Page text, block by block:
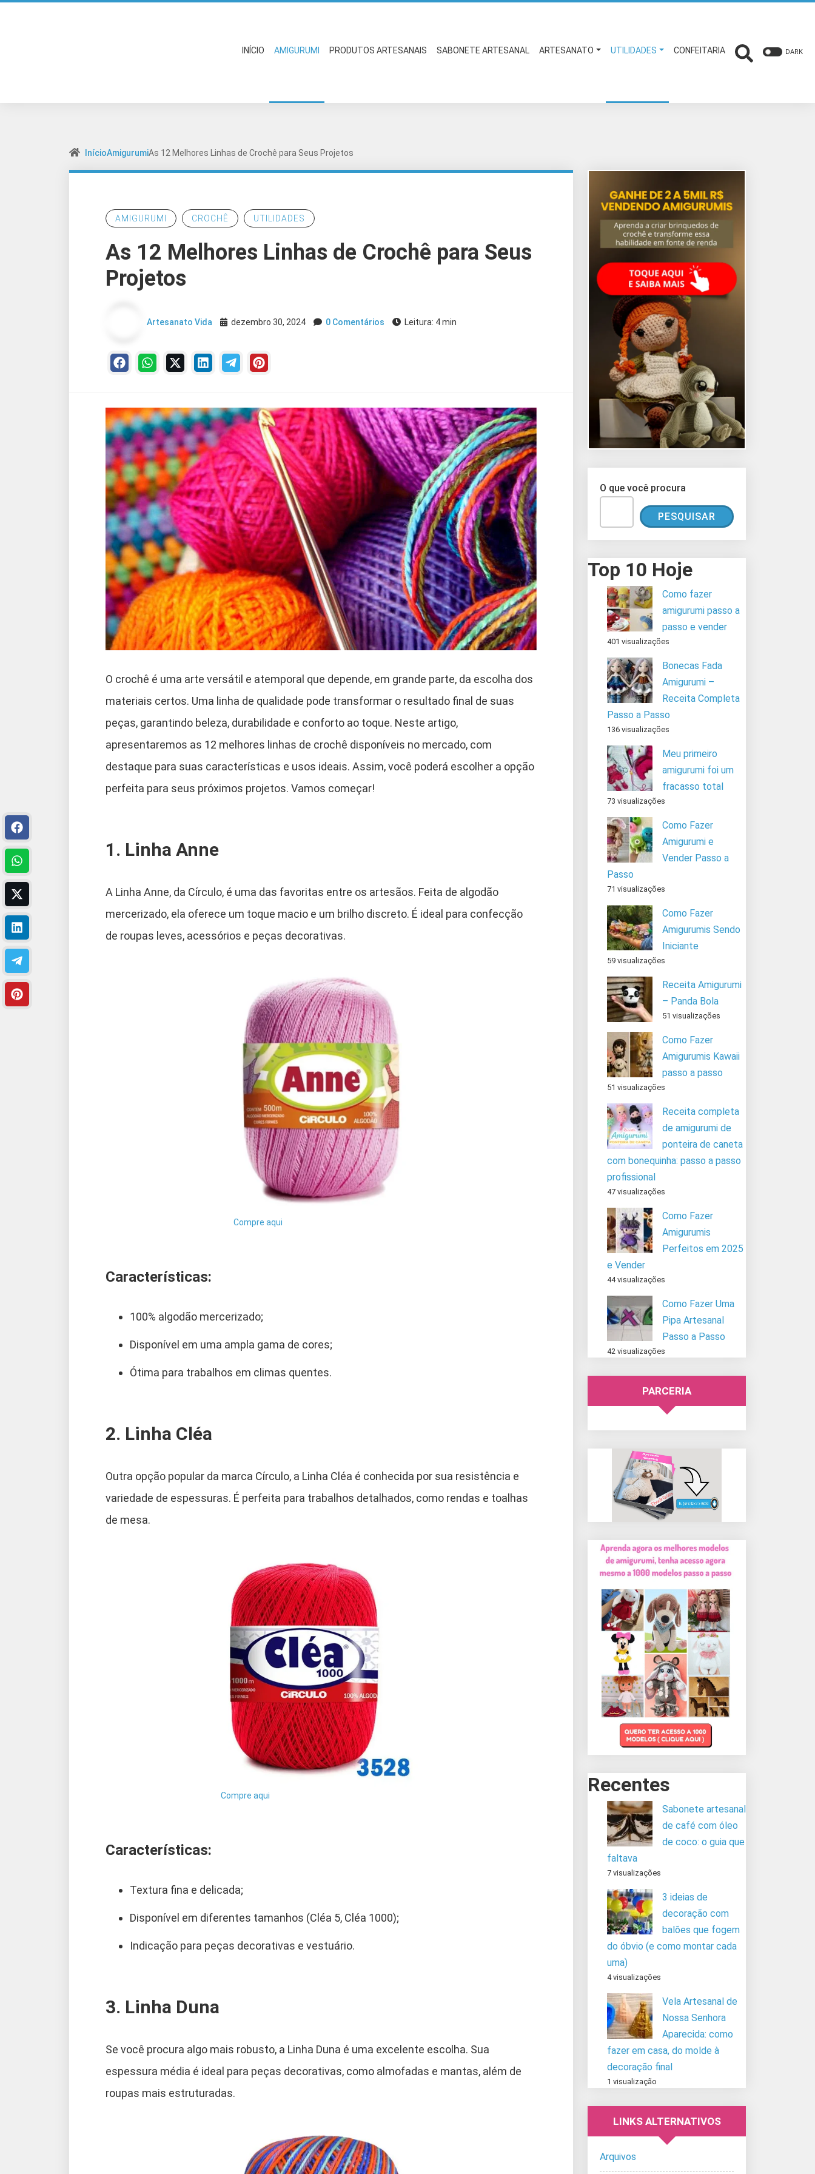
INÍCIO AMIGURUMI PRODUTOS ARTESANAIS SABONETE ARTESANAL ARTESANATO UTILIDADES CONFEITARIA DARK
InícioAmigurumiAs 12 Melhores Linhas de Crochê para Seus Projetos
AMIGURUMI CROCHÊ UTILIDADES
As 12 Melhores Linhas de Crochê para Seus
Projetos
Artesanato Vida dezembro 30, 2024 0 Comentários Leitura: 4 min
O crochê é uma arte versátil e atemporal que depende, em grande parte, da escolha dos
materiais certos. Uma linha de qualidade pode transformar o resultado final de suas
peças, garantindo beleza, durabilidade e conforto ao toque. Neste artigo,
apresentaremos as 12 melhores linhas de crochê disponíveis no mercado, com
destaque para suas características e usos ideais. Assim, você poderá escolher a opção
perfeita para seus próximos projetos. Vamos começar!
1. Linha Anne
A Linha Anne, da Círculo, é uma das favoritas entre os artesãos. Feita de algodão
mercerizado, ela oferece um toque macio e um brilho discreto. É ideal para confecção
de roupas leves, acessórios e peças decorativas.
Compre aqui
Características:
100% algodão mercerizado;
Disponível em uma ampla gama de cores;
Ótima para trabalhos em climas quentes.
2. Linha Cléa
Outra opção popular da marca Círculo, a Linha Cléa é conhecida por sua resistência e
variedade de espessuras. É perfeita para trabalhos detalhados, como rendas e toalhas
de mesa.
Compre aqui
Características:
Textura fina e delicada;
Disponível em diferentes tamanhos (Cléa 5, Cléa 1000);
Indicação para peças decorativas e vestuário.
3. Linha Duna
Se você procura algo mais robusto, a Linha Duna é uma excelente escolha. Sua
espessura média é ideal para peças decorativas, como almofadas e mantas, além de
roupas mais estruturadas.
O que você procura
PESQUISAR
Top 10 Hoje
Como fazer
amigurumi passo a
passo e vender
401 visualizações
Bonecas Fada
Amigurumi –
Receita Completa
Passo a Passo
136 visualizações
Meu primeiro
amigurumi foi um
fracasso total
73 visualizações
Como Fazer
Amigurumi e
Vender Passo a
Passo
71 visualizações
Como Fazer
Amigurumis Sendo
Iniciante
59 visualizações
Receita Amigurumi
– Panda Bola
51 visualizações
Como Fazer
Amigurumis Kawaii
passo a passo
51 visualizações
Receita completa
de amigurumi de
ponteira de caneta
com bonequinha: passo a passo
profissional
47 visualizações
Como Fazer
Amigurumis
Perfeitos em 2025
e Vender
44 visualizações
Como Fazer Uma
Pipa Artesanal
Passo a Passo
42 visualizações
PARCERIA
Recentes
Sabonete artesanal
de café com óleo
de coco: o guia que
faltava
7 visualizações
3 ideias de
decoração com
balões que fogem
do óbvio (e como montar cada
uma)
4 visualizações
Vela Artesanal de
Nossa Senhora
Aparecida: como
fazer em casa, do molde à
decoração final
1 visualização
LINKS ALTERNATIVOS
Arquivos